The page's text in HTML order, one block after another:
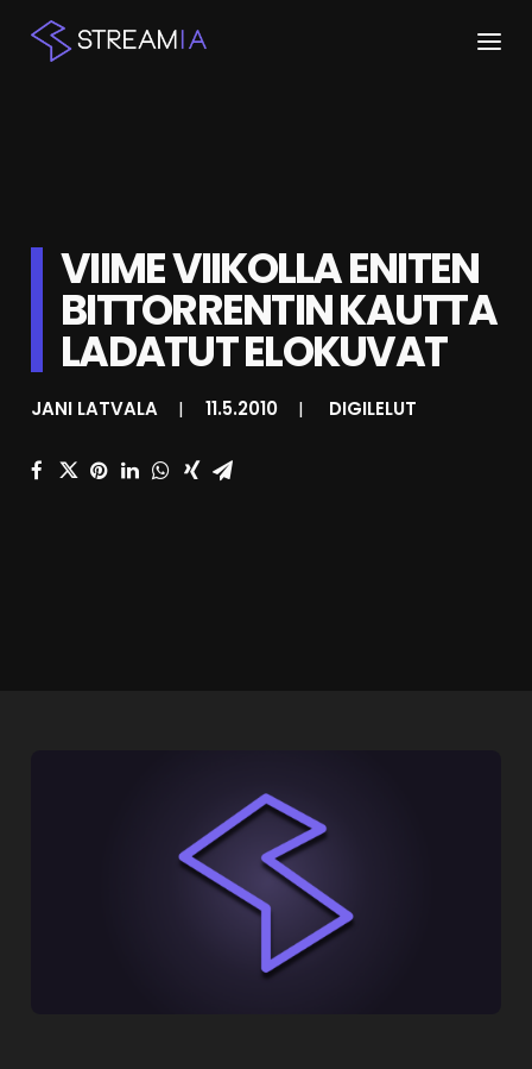
KESKUSTELU
SHOP
VIIME VIIKOLLA ENITEN
BITTORRENTIN KAUTTA
LADATUT ELOKUVAT
JANI LATVALA | 11.5.2010 | DIGILELUT